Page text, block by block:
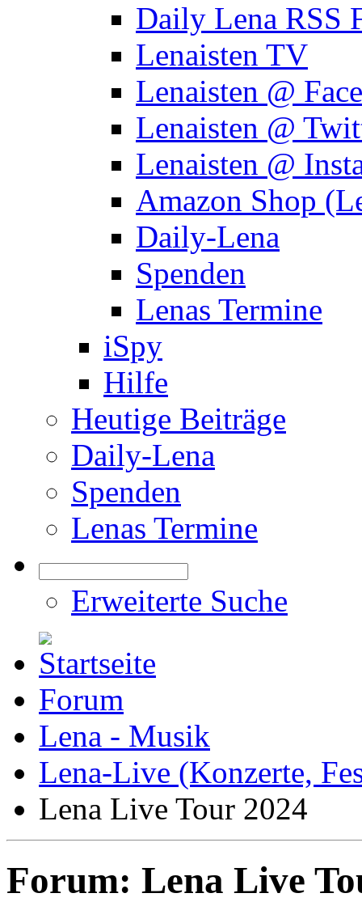
Daily Lena RSS
Lenaisten TV
Lenaisten @
Lenaisten @
Lenaisten @
Amazon Shop
Daily-Lena
Spenden
Lenas Termine
iSpy
Hilfe
Heutige Beiträge
Daily-Lena
Spenden
Lenas Termine
Erweiterte Suche
Forum
Lena - Musik
Lena-Live (Konzerte,
Lena Live Tour 2024
Forum: Lena Live